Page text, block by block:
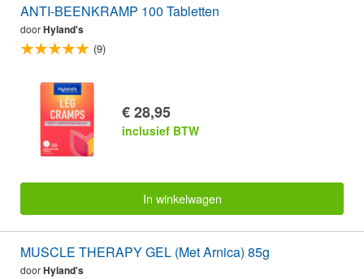
ANTI-BEENKRAMP 100 Tabletten
doorHyland's
(9)
€ 28,95
inclusief BTW
In winkelwagen
MUSCLE THERAPY GEL (Met Arnica) 85g
doorHyland's